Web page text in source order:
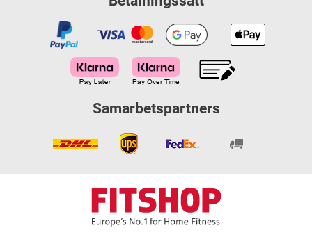
Samarbetspartners